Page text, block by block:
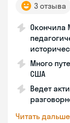
3 отзыва
Окончила
Много
США
Ведет
Читать дальше